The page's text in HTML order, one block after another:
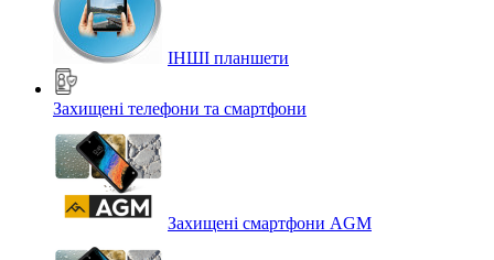
ІНШІ планшети
Захищені телефони та смартфони
Захищені смартфони AGM